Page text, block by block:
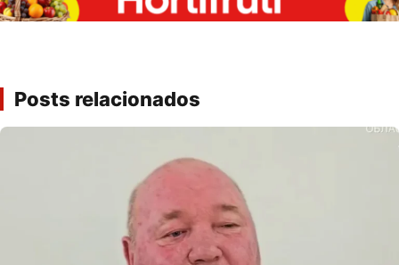
Posts relacionados